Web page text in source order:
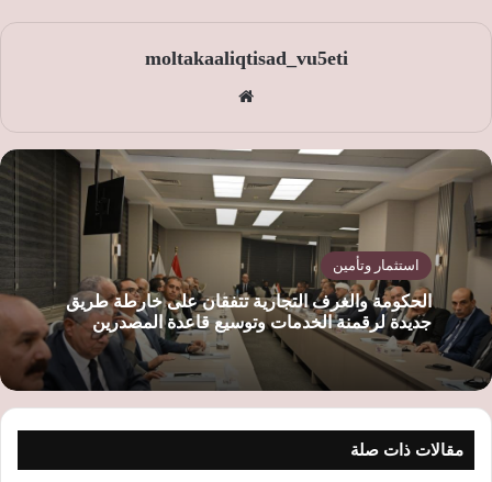
moltakaaliqtisad_vu5eti
الوي
ب
استثمار وتأمين
الحكومة والغرف التجارية تتفقان على خارطة طريق
جديدة لرقمنة الخدمات وتوسيع قاعدة المصدرين
مقالات ذات صلة